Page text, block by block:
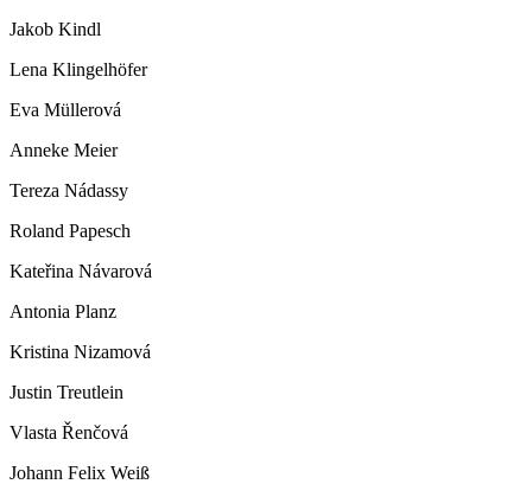
Jakob Kindl
Lena Klingelhöfer
Eva Müllerová
Anneke Meier
Tereza Nádassy
Roland Papesch
Kateřina Návarová
Antonia Planz
Kristina Nizamová
Justin Treutlein
Vlasta Řenčová
Johann Felix Weiß